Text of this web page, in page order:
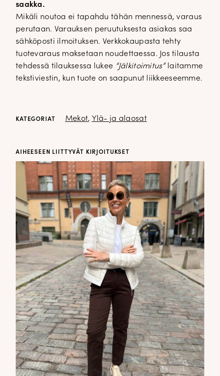
saakka.
Mikäli noutoa ei tapahdu tähän mennessä, varaus
perutaan. Varauksen peruutuksesta asiakas saa
sähköposti ilmoituksen. Verkkokaupasta tehty
tuotevaraus maksetaan noudettaessa. Jos tilausta
tehdessä tilauksessa lukee “Jälkitoimitus” laitamme
tekstiviestin, kun tuote on saapunut liikkeeseemme.
KATEGORIAT Mekot, Ylä- ja alaosat
AIHEESEEN LIITTYVÄT KIRJOITUKSET
Tilaa tyylikirje ja inspiroidu ajattomasta tyylistä sekä uusista
näkökulmista pukeutumiseen — arkeen ja juhlaan. Uutiset,
uutuudet ja ajattomat ideat saapuvat suoraan sähköpostiisi!
Tilaa tyylikirje